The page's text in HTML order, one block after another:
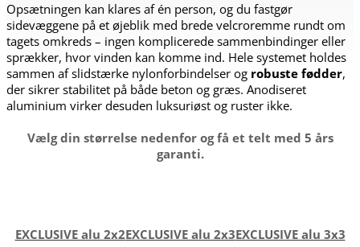
Opsætningen kan klares af én person, og du fastgør
sidevæggene på et øjeblik med brede velcroremme rundt om
tagets omkreds – ingen komplicerede sammenbindinger eller
sprækker, hvor vinden kan komme ind. Hele systemet holdes
sammen af slidstærke nylonforbindelser og robuste fødder,
der sikrer stabilitet på både beton og græs. Anodiseret
aluminium virker desuden luksuriøst og ruster ikke.
Vælg din størrelse nedenfor og få et telt med 5 års
garanti.
EXCLUSIVE alu 2x2EXCLUSIVE alu 2x3EXCLUSIVE alu 3x3